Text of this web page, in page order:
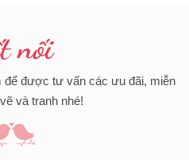
nối
để được tư vấn các ưu đãi, miễn
và tranh nhé!